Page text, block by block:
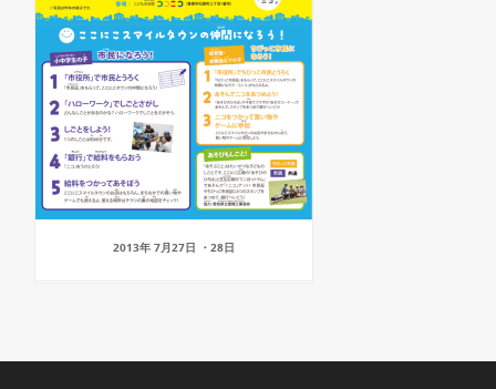
2013年 7月27日 ・28日